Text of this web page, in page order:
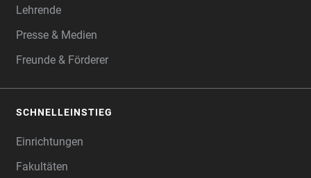
Lehrende
Presse & Medien
Freunde & Förderer
SCHNELLEINSTIEG
Einrichtungen
Fakultäten